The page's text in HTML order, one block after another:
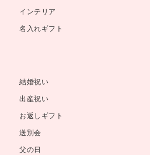
インテリア
名入れギフト
結婚祝い
出産祝い
お返しギフト
送別会
父の日